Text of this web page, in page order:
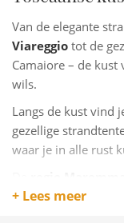
Van de elegante
Viareggio tot de
Camaiore – de kust
wils.
Langs de kust vind
gezellige
waar je in alle rust
wie houdt van
+ Lees meer